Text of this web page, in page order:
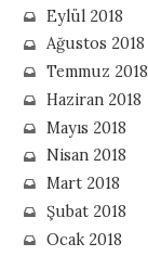
Eylül 2018
Ağustos 2018
Temmuz 2018
Haziran 2018
Mayıs 2018
Nisan 2018
Mart 2018
Şubat 2018
Ocak 2018